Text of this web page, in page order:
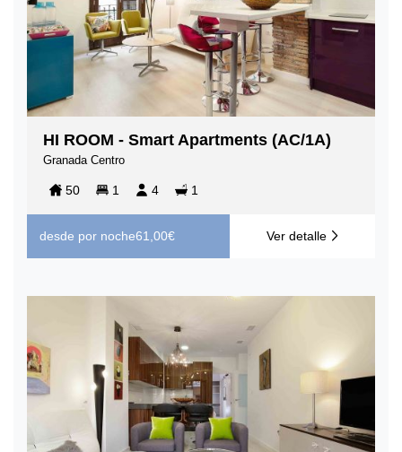
HI ROOM - Smart Apartments (AC/1A)
Granada Centro
50 1 4 1
desde por noche61,00€ Ver detalle